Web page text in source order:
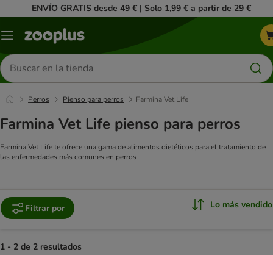
ENVÍO GRATIS desde 49 € | Solo 1,99 € a partir de 29 €
Menú
Buscar
productos
Perros Pienso para perros Farmina Vet Life
Farmina Vet Life pienso para perros
Farmina Vet Life te ofrece una gama de alimentos dietéticos para el tratamiento de
las enfermedades más comunes en perros
Filtrar por Lo más vendido
1 - 2 de 2 resultados